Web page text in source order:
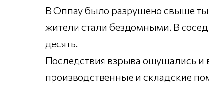
В Оппау было разрушено свыше
жители стали бездомными. В
десять.
Последствия взрыва ощущались и
производственные и складские